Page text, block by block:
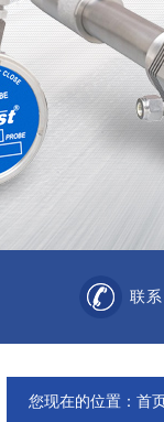
联
您现在的位置： 首